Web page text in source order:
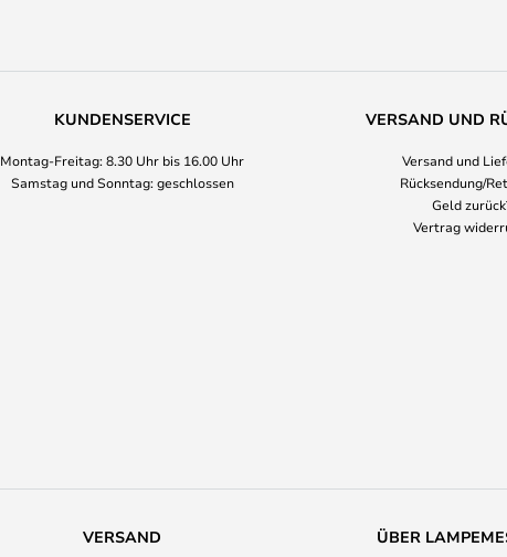
KUNDENSERVICE
Montag-Freitag: 8.30 Uhr bis 16.00 Uhr
Samstag und Sonntag: geschlossen
VERSAND UND
Versand und
Rücksendung/
Geld
Vertrag
VERSAND ÜBER